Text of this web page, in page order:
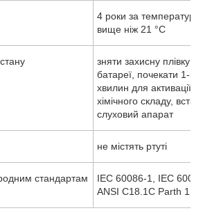
4 роки за температури
вище ніж 21 °C
зняти захисну плівку з
батареї, почекати 1-5
хвилин для активації
хімічного складу,
слуховий апарат
не містять ртуті
стандартам
IEC 60086-1, IEC
ANSI C18.1C Parth 1 &